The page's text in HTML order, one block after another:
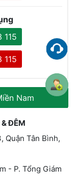
115
115
Nam
& ĐÊM
Quận Tân Bình,
- P. Tổng Giám